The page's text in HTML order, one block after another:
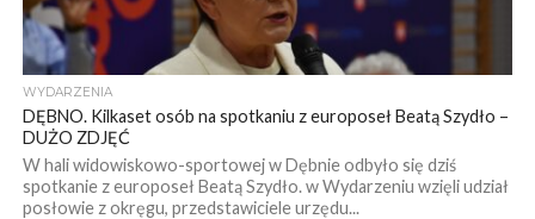
WYDARZENIA
DĘBNO. Kilkaset osób na spotkaniu z europoseł Beatą Szydło –
DUŻO ZDJĘĆ
W hali widowiskowo-sportowej w Dębnie odbyło się dziś
spotkanie z europoseł Beatą Szydło. w Wydarzeniu wzięli udział
posłowie z okręgu, przedstawiciele urzędu...